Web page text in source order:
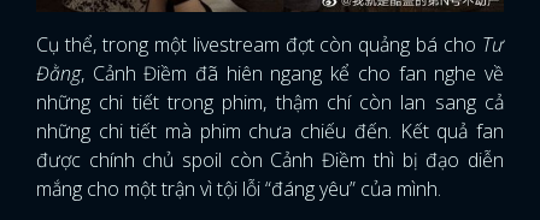
Cụ thể, trong một livestream đợt còn quảng bá cho Tư
Đằng, Cảnh Điềm đã hiên ngang kể cho fan nghe về
những chi tiết trong phim, thậm chí còn lan sang cả
những chi tiết mà phim chưa chiếu đến. Kết quả fan
được chính chủ spoil còn Cảnh Điềm thì bị đạo diễn
mắng cho một trận vì tội lỗi “đáng yêu” của mình.